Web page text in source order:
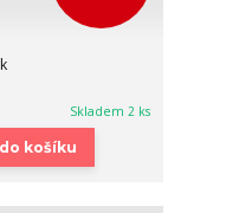
Skladem 2 ks
košíku